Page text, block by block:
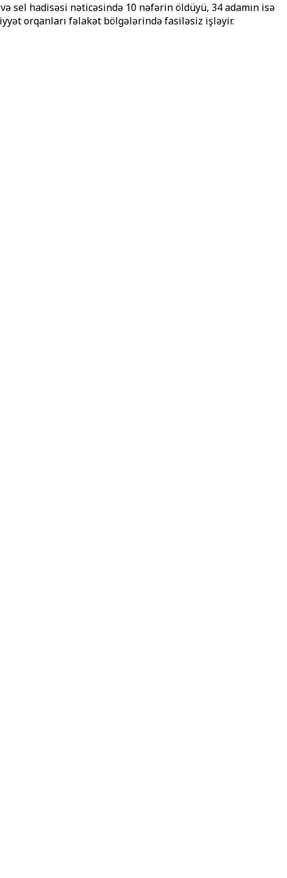
sel hadisəsi nəticəsində 10 nəfərin öldüyü, 34 adamın isə
orqanları fəlakət bölgələrində fasiləsiz işləyir.